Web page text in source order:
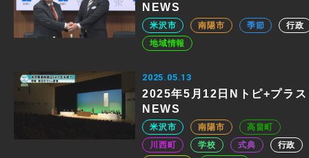
NEWS
米沢市 南陽市 季節
行政
地域情報
2025.05.13
2025年5月12日Nトピ+プラス
NEWS
米沢市 南陽市
高畠町
川西町
学校 式典
行政